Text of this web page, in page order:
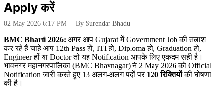
Apply करें
02 May 2026 6:17 PM | By Surendar Bhadu
BMC Bharti 2026: अगर आप Gujarat में Government Job की तलाश
कर रहे हैं चाहे आप 12th Pass हों, ITI हो, Diploma हो, Graduation हो,
Engineer हों या Doctor तो यह Notification आपके लिए एकदम सही है।
भावनगर महानगरपालिका (BMC Bhavnagar) ने 2 May 2026 को Official
Notification जारी करते हुए 13 अलग-अलग पदों पर 120 रिक्तियोंकी घोषणा
की है।